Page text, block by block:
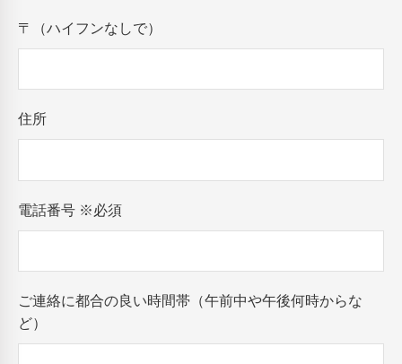
〒（ハイフンなしで）
住所
電話番号 ※必須
ご連絡に都合の良い時間帯（午前中や午後何時からな
ど）